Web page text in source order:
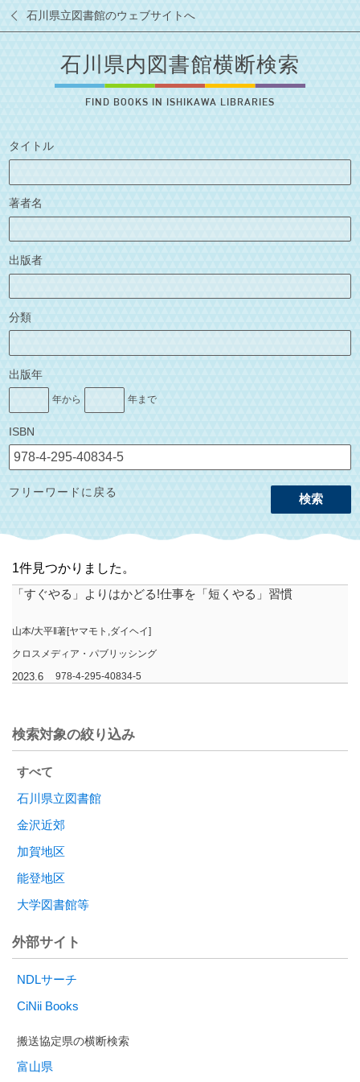
石川県立図書館のウェブサイトへ
石川県内図書館横断検索
FIND BOOKS IN ISHIKAWA LIBRARIES
タイトル
著者名
出版者
分類
出版年
年から 年まで
ISBN
検索
フリーワードに戻る
1件見つかりました。
「すぐやる」よりはかどる!仕事を「短くやる」習慣
山本/大平‖著[ヤマモト,ダイヘイ]
クロスメディア・パブリッシング
2023.6 978-4-295-40834-5
検索対象の絞り込み
すべて
石川県立図書館
金沢近郊
加賀地区
能登地区
大学図書館等
外部サイト
NDLサーチ
CiNii Books
富山県